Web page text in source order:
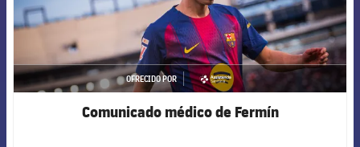
OFRECIDO POR
asistencia
Comunicado médico de Fermín